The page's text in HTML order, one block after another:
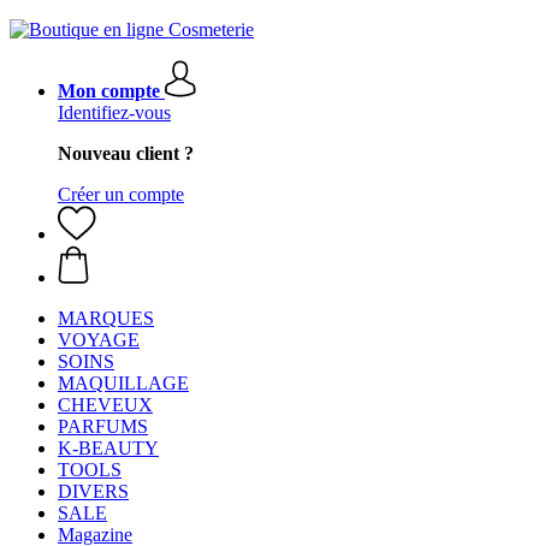
Mon compte
Identifiez-vous
Nouveau client ?
Créer un compte
MARQUES
VOYAGE
SOINS
MAQUILLAGE
CHEVEUX
PARFUMS
K-BEAUTY
TOOLS
DIVERS
SALE
Magazine